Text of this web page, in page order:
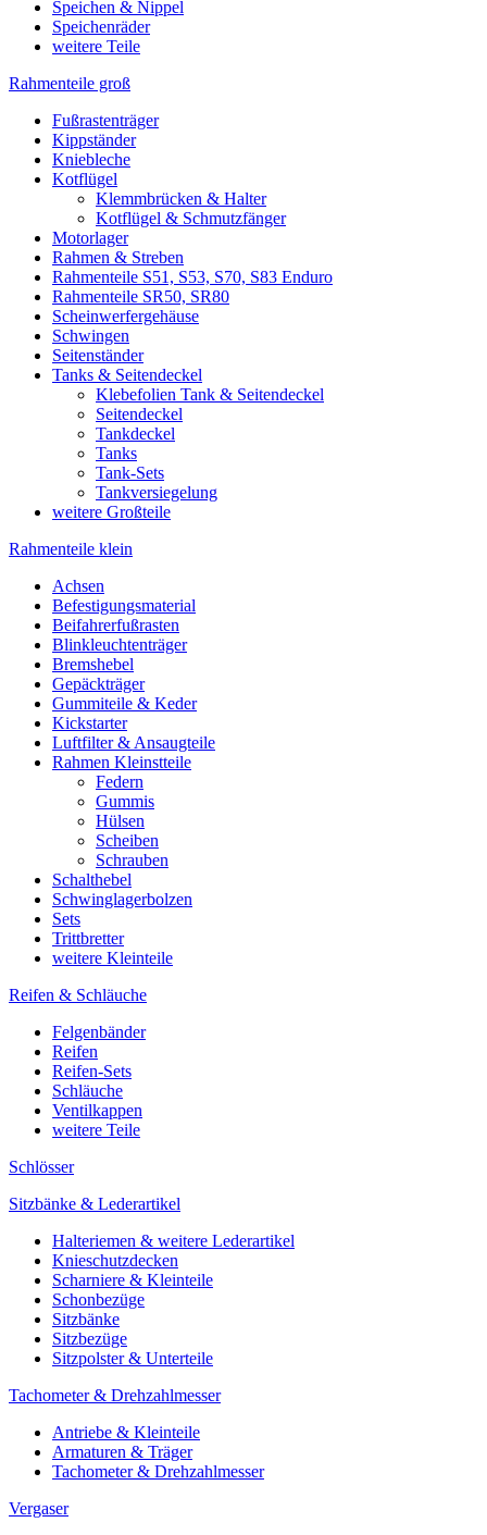
Speichen & Nippel
Speichenräder
weitere Teile
Rahmenteile groß
Fußrastenträger
Kippständer
Kniebleche
Kotflügel
Klemmbrücken & Halter
Kotflügel & Schmutzfänger
Motorlager
Rahmen & Streben
Rahmenteile S51, S53, S70, S83 Enduro
Rahmenteile SR50, SR80
Scheinwerfergehäuse
Schwingen
Seitenständer
Tanks & Seitendeckel
Klebefolien Tank & Seitendeckel
Seitendeckel
Tankdeckel
Tanks
Tank-Sets
Tankversiegelung
weitere Großteile
Rahmenteile klein
Achsen
Befestigungsmaterial
Beifahrerfußrasten
Blinkleuchtenträger
Bremshebel
Gepäckträger
Gummiteile & Keder
Kickstarter
Luftfilter & Ansaugteile
Rahmen Kleinstteile
Federn
Gummis
Hülsen
Scheiben
Schrauben
Schalthebel
Schwinglagerbolzen
Sets
Trittbretter
weitere Kleinteile
Reifen & Schläuche
Felgenbänder
Reifen
Reifen-Sets
Schläuche
Ventilkappen
weitere Teile
Schlösser
Sitzbänke & Lederartikel
Halteriemen & weitere Lederartikel
Knieschutzdecken
Scharniere & Kleinteile
Schonbezüge
Sitzbänke
Sitzbezüge
Sitzpolster & Unterteile
Tachometer & Drehzahlmesser
Antriebe & Kleinteile
Armaturen & Träger
Tachometer & Drehzahlmesser
Vergaser